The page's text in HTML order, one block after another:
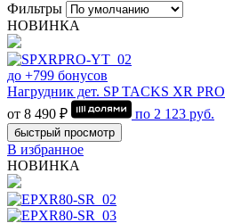
Фильтры
НОВИНКА
до +799 бонусов
Нагрудник дет. SP TACKS XR PRO
от 8 490 ₽
по 2 123 руб.
быстрый просмотр
В избранное
НОВИНКА